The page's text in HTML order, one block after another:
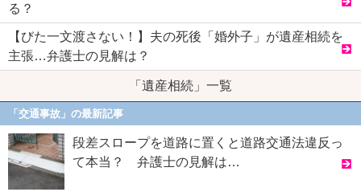
る？
【びた一文渡さない！】夫の死後「婚外子」が遺産相続を
主張…弁護士の見解は？
「遺産相続」一覧
「交通事故」の最新記事
段差スロープを道路に置くと道路交通法違反っ
て本当？ 弁護士の見解は…